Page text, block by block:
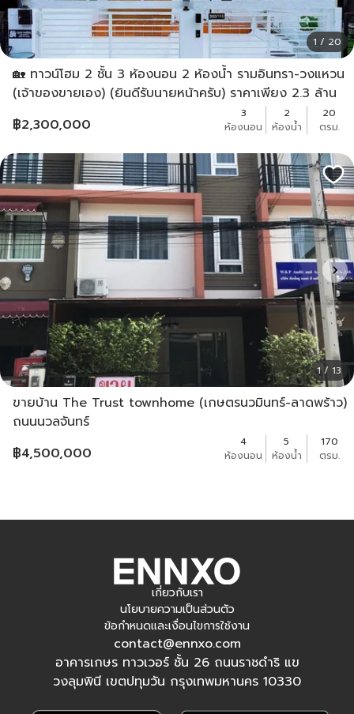
1 / 20
🏡 ทาวน์โฮม 2 ชั้น 3 ห้องนอน 2 ห้องน้ำ รามอินทรา-วงแหวน
(เจ้าของขายเอง) (ยินดีรับนายหน้าครับ) ราคาเพียง 2.3 ล้าน
฿2,300,000
3
ห้องนอน
2
ห้องน้ำ
20
ตรม.
1 / 13
ขายบ้าน The Trust townhome (เกษตรนวมินทร์-ลาดพร้าว)
ถนนนวลจันทร์
฿4,500,000
4
ห้องนอน
5
ห้องน้ำ
170
ตรม.
เกี่ยวกับเรา
นโยบายความเป็นส่วนตัว
ข้อกำหนดและเงื่อนไขการใช้งาน
contact@ennxo.com
อาคารเกษร ทาวเวอร์ ชั้น 26 ถนนราชดำริ แข
วงลุมพินี เขตปทุมวัน กรุงเทพมหานคร 10330